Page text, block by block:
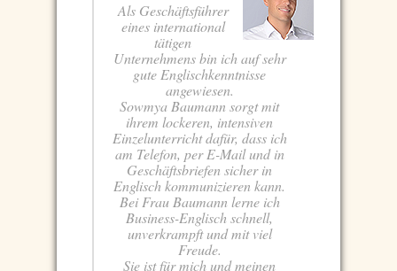
Als Geschäftsführer
eines international
tätigen
Unternehmens bin ich auf sehr
gute Englischkenntnisse
angewiesen.
Sowmya Baumann sorgt mit
ihrem lockeren, intensiven
Einzelunterricht dafür, dass ich
am Telefon, per E-Mail und in
Geschäftsbriefen sicher in
Englisch kommunizieren kann.
Bei Frau Baumann lerne ich
Business-Englisch schnell,
unverkrampft und mit viel
Freude.
Sie ist für mich und meinen